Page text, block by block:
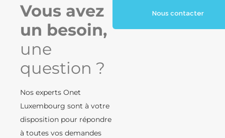
Vous avez
un besoin,
une
question ?
Nos experts Onet
Luxembourg sont à votre
disposition pour répondre
à toutes vos demandes
Nous contacter